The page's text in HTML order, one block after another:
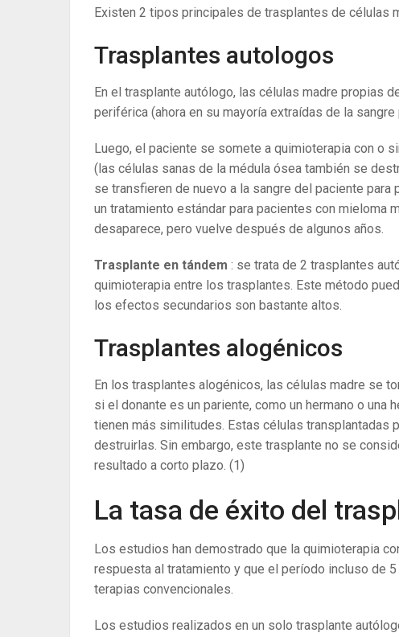
Existen 2 tipos principales de trasplantes de células
Trasplantes autologos
En el trasplante autólogo, las células madre propias
periférica (ahora en su mayoría extraídas de la
Luego, el paciente se somete a quimioterapia con o
(las células sanas de la médula ósea también se
se transfieren de nuevo a la sangre del paciente
un tratamiento estándar para pacientes con mieloma
desaparece, pero vuelve después de algunos años.
Trasplante en tándem : se trata de 2 trasplantes
quimioterapia entre los trasplantes. Este método
los efectos secundarios son bastante altos.
Trasplantes alogénicos
En los trasplantes alogénicos, las células madre se
si el donante es un pariente, como un hermano o una
tienen más similitudes. Estas células transplantadas
destruirlas. Sin embargo, este trasplante no se
resultado a corto plazo. (1)
La tasa de éxito del
Los estudios han demostrado que la quimioterapia
respuesta al tratamiento y que el período incluso de
terapias convencionales.
Los estudios realizados en un solo trasplante